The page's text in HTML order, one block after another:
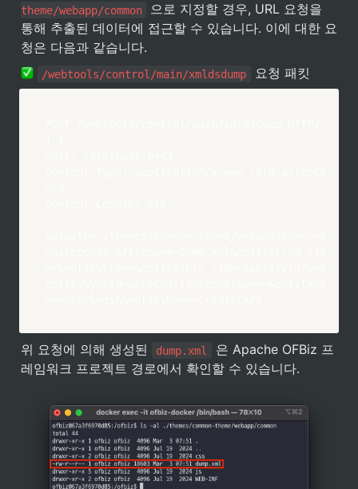
theme/webapp/common
으로 지정할 경우, URL 요청을
통해 추출된 데이터에 접근할 수 있습니다. 이에 대한 요
청은 다음과 같습니다.
/webtools/control/main/xmldsdump 요청 패킷
위 요청에 의해 생성된 dump.xml
은 Apache OFBiz 프
레임워크 프로젝트 경로에서 확인할 수 있습니다.